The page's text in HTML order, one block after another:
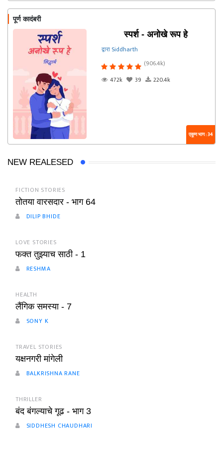
पूर्ण कादंबरी
स्पर्श - अनोखे रूप हे
द्वारा Siddharth
(906.4k)
472k
39 220.4k
एकूण भाग : 34
NEW REALESED
FICTION STORIES
तोतया वारसदार - भाग 64
DILIP BHIDE
LOVE STORIES
फक्त तुझ्याच साठी - 1
RESHMA
HEALTH
लैंगिक समस्या - 7
SONY K
TRAVEL STORIES
यक्षनगरी मांगेली
BALKRISHNA RANE
THRILLER
बंद बंगल्याचे गूढ - भाग 3
SIDDHESH CHAUDHARI